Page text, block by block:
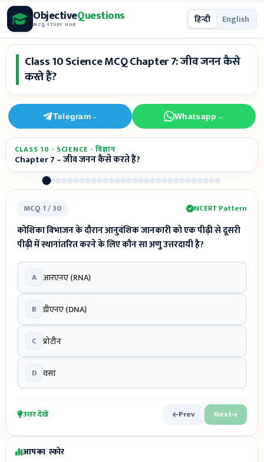
Skip
to
content
ObjectiveQuestions
MCQ STUDY HUB हिन्दी English
Class 10 Science MCQ Chapter 7: जीव जनन कैसे
करते हैं?
Telegram→ Whatsapp →
CLASS 10 · SCIENCE · विज्ञान
Chapter 7 – जीव जनन कैसे करते हैं?
MCQ 1 / 30 NCERT Pattern
कोशिका विभाजन के दौरान आनुवंशिक जानकारी को एक पीढ़ी से दूसरी
पीढ़ी में स्थानांतरित करने के लिए कौन सा अणु उत्तरदायी है?
A आरएनए (RNA)
B डीएनए (DNA)
C प्रोटीन
D वसा
उत्तर देखें Prev Next
आपका स्कोर